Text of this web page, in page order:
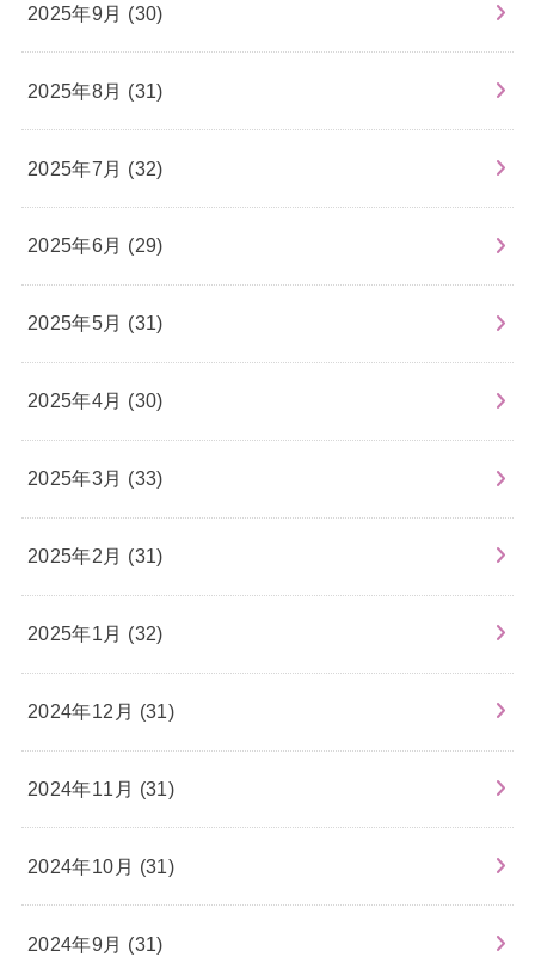
2025年9月 (30)
2025年8月 (31)
2025年7月 (32)
2025年6月 (29)
2025年5月 (31)
2025年4月 (30)
2025年3月 (33)
2025年2月 (31)
2025年1月 (32)
2024年12月 (31)
2024年11月 (31)
2024年10月 (31)
2024年9月 (31)